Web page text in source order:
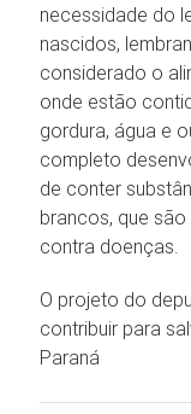
necessidade do
nascidos,
considerado o
onde estão
gordura, água e
completo
de conter
brancos, que
contra doenças.
O projeto do
contribuir para
Paraná